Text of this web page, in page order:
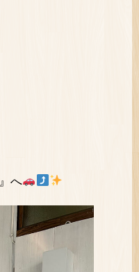
』へ